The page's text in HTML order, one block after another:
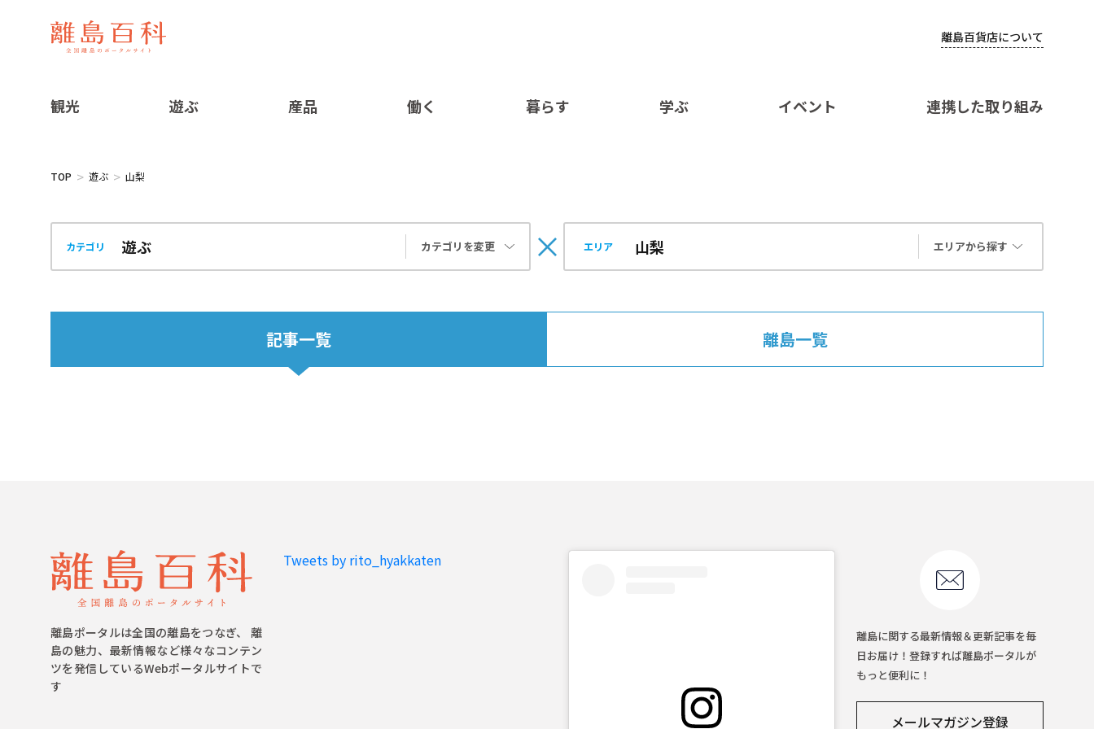
離島百貨店について
観光 遊ぶ 産品 働く 暮らす 学ぶ イベント 連携した取り組み
TOP 遊ぶ 山梨
カテゴリ カテゴリを変更 エリア エリアから探す
記事一覧 離島一覧
離島ポータルは全国の離島をつなぎ、 離
島の魅力、最新情報など様々なコンテン
ツを発信しているWebポータルサイトで
す
Tweets by rito_hyakkaten
離島に関する最新情報＆更新記事を毎
日お届け！登録すれば離島ポータルが
もっと便利に！
メールマガジン登録